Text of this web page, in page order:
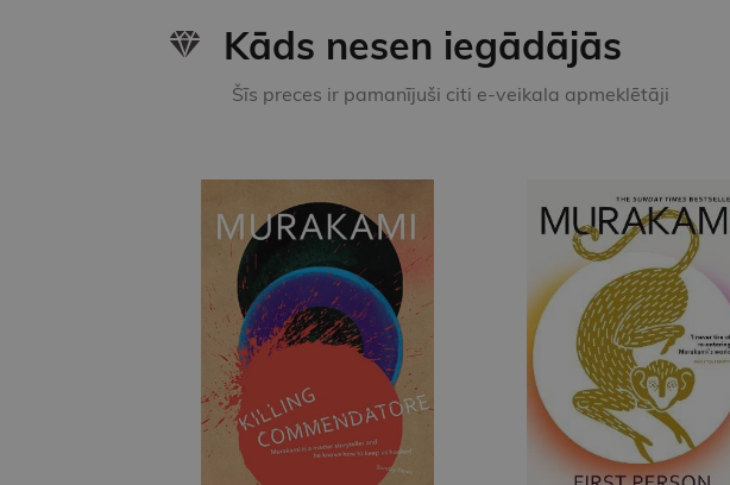
Kāds nesen iegādājās
Šīs preces ir pamanījuši citi e-veikala apmeklētāji